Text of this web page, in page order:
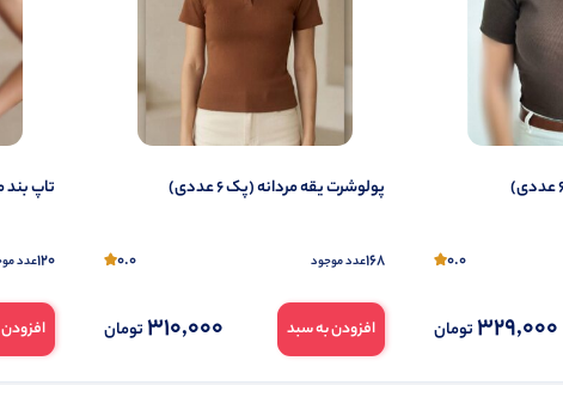
0.0
329,000تومان
پولوشرت یقه مردانه (پک 6 عددی)
168عدد موجود 0.0
افزودن به سبد 310,000تومان
تاپ بند
120عدد